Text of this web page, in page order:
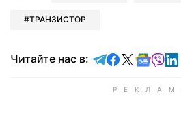
ТРАНЗИСТОР
Читайте нас в: Читайте в
Читайте в
Читайте